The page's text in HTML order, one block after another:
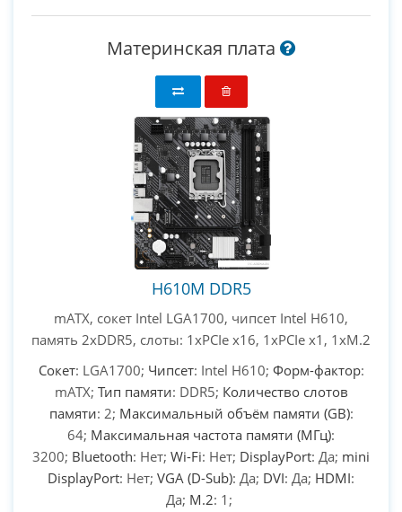
Материнская плата
H610M DDR5
mATX, сокет Intel LGA1700, чипсет Intel H610,
память 2xDDR5, слоты: 1xPCIe x16, 1xPCIe x1, 1xM.2
Сокет: LGA1700; Чипсет: Intel H610; Форм-фактор:
mATX; Тип памяти: DDR5; Количество слотов
памяти: 2; Максимальный объём памяти (GB):
64; Максимальная частота памяти (МГц):
3200; Bluetooth: Нет; Wi-Fi: Нет; DisplayPort: Да; mini
DisplayPort: Нет; VGA (D-Sub): Да; DVI: Да; HDMI:
Да; M.2: 1;